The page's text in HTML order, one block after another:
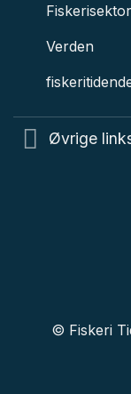
Verden
Øvrige
© Fiskeri